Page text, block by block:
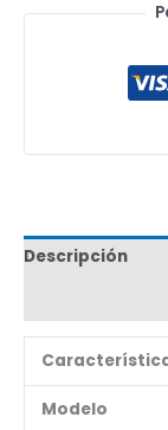
Descripción
Modelo